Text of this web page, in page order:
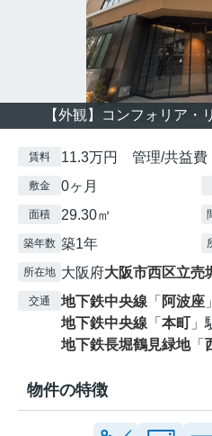
【外観】コンフォリア
賃料 11.3万円 管理/共益費
敷金 0ヶ月
面積 29.30㎡
築年数 築1年
所在地 大阪府大阪市西区立売
交通 地下鉄中央線 「 阿波座
地下鉄中央線 「 本町 」
地下鉄長堀鶴見緑地「
物件の特徴